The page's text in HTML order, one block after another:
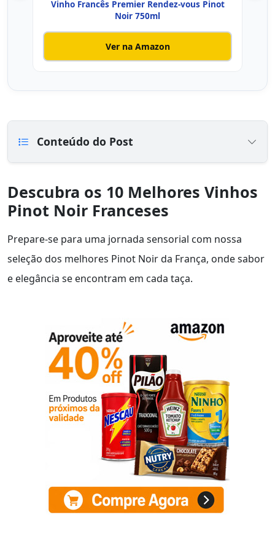
Vinho Francês Premier Rendez-vous Pinot
Noir 750ml
Ver na Amazon
Conteúdo do Post
Descubra os 10 Melhores Vinhos
Pinot Noir Franceses
Prepare-se para uma jornada sensorial com nossa
seleção dos melhores Pinot Noir da França, onde sabor
e elegância se encontram em cada taça.